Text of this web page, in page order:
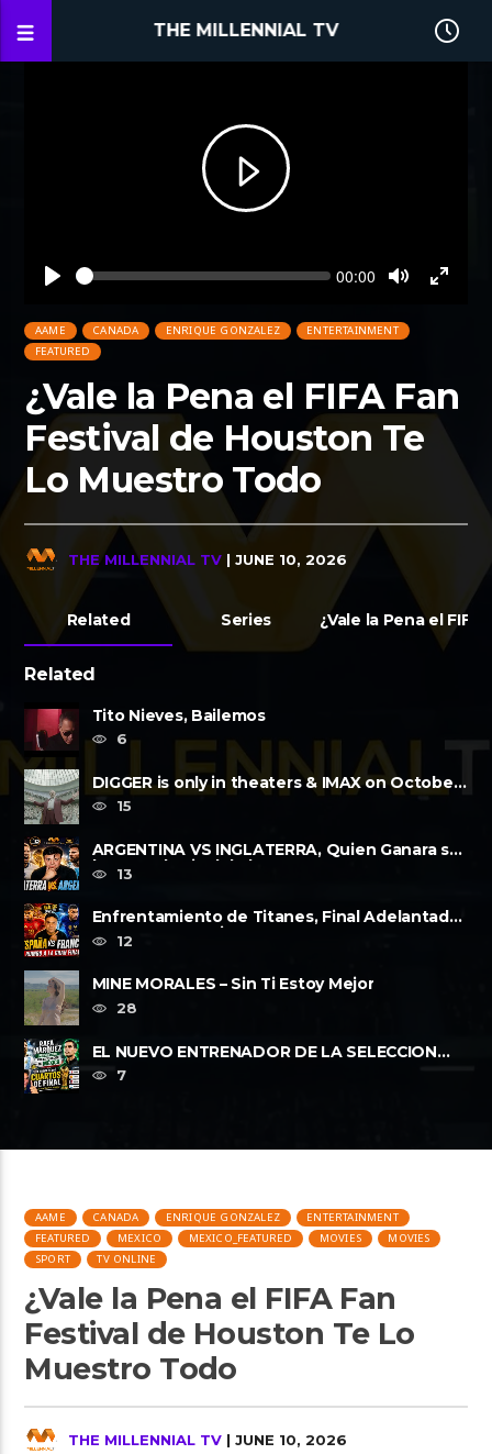
THE MILLENNIAL TV
Seek Current
00:00
AAME CANADA ENRIQUE GONZALEZ
ENTERTAINMENT
FEATURED
¿Vale la Pena el FIFA Fan
Festival de Houston Te
Lo Muestro Todo
THE MILLENNIAL TV | JUNE 10, 2026
Related Series ¿Vale la Pena el
Related
Tito Nieves, Bailemos
6
DIGGER is only in theaters & IMAX on October
2, 2026
15
ARGENTINA VS INGLATERRA, Quien Ganara su
lugar?, a la Final de la FIFA......
13
Enfrentamiento de Titanes, Final Adelantada,
Espana vs Francia FWP2026
12
MINE MORALES – Sin Ti Estoy Mejor
28
EL NUEVO ENTRENADOR DE LA SELECCION
MEXICANA Y LOS CUARTOS DE FINAL, ......
7
AAME CANADA ENRIQUE GONZALEZ
ENTERTAINMENT
FEATURED
MEXICO MEXICO_FEATURED MOVIES
MOVIES
SPORT
TV ONLINE
¿Vale la Pena el FIFA Fan
Festival de Houston Te Lo
Muestro Todo
THE MILLENNIAL TV | JUNE 10, 2026